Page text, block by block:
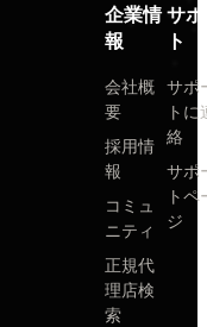
企業情
報
会社概
要
採用情
報
コミュ
ニティ
正規代
理店検
索
サ
ト
サポ
トに
絡
サポ
トペ
ジ